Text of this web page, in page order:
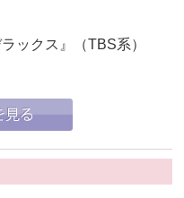
ックス』（TBS系）